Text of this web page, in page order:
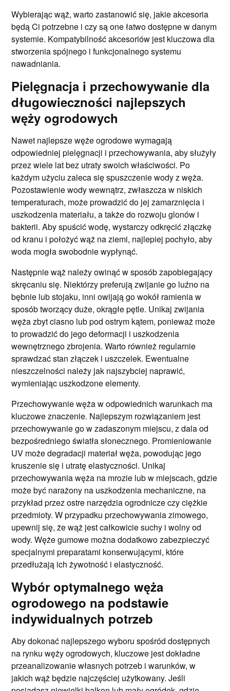
Wybierając wąż, warto zastanowić się, jakie akcesoria
będą Ci potrzebne i czy są one łatwo dostępne w danym
systemie. Kompatybilność akcesoriów jest kluczowa dla
stworzenia spójnego i funkcjonalnego systemu
nawadniania.
Pielęgnacja i przechowywanie dla
długowieczności najlepszych
węży ogrodowych
Nawet najlepsze węże ogrodowe wymagają
odpowiedniej pielęgnacji i przechowywania, aby służyły
przez wiele lat bez utraty swoich właściwości. Po
każdym użyciu zaleca się spuszczenie wody z węża.
Pozostawienie wody wewnątrz, zwłaszcza w niskich
temperaturach, może prowadzić do jej zamarznięcia i
uszkodzenia materiału, a także do rozwoju glonów i
bakterii. Aby spuścić wodę, wystarczy odkręcić złączkę
od kranu i położyć wąż na ziemi, najlepiej pochyło, aby
woda mogła swobodnie wypłynąć.
Następnie wąż należy owinąć w sposób zapobiegający
skręcaniu się. Niektórzy preferują zwijanie go luźno na
bębnie lub stojaku, inni owijają go wokół ramienia w
sposób tworzący duże, okrągłe pętle. Unikaj zwijania
węża zbyt ciasno lub pod ostrym kątem, ponieważ może
to prowadzić do jego deformacji i uszkodzenia
wewnętrznego zbrojenia. Warto również regularnie
sprawdzać stan złączek i uszczelek. Ewentualne
nieszczelności należy jak najszybciej naprawić,
wymieniając uszkodzone elementy.
Przechowywanie węża w odpowiednich warunkach ma
kluczowe znaczenie. Najlepszym rozwiązaniem jest
przechowywanie go w zadaszonym miejscu, z dala od
bezpośredniego światła słonecznego. Promieniowanie
UV może degradacji materiał węża, powodując jego
kruszenie się i utratę elastyczności. Unikaj
przechowywania węża na mrozie lub w miejscach, gdzie
może być narażony na uszkodzenia mechaniczne, na
przykład przez ostre narzędzia ogrodnicze czy ciężkie
przedmioty. W przypadku przechowywania zimowego,
upewnij się, że wąż jest całkowicie suchy i wolny od
wody. Węże gumowe można dodatkowo zabezpieczyć
specjalnymi preparatami konserwującymi, które
przedłużają ich żywotność i elastyczność.
Wybór optymalnego węża
ogrodowego na podstawie
indywidualnych potrzeb
Aby dokonać najlepszego wyboru spośród dostępnych
na rynku węży ogrodowych, kluczowe jest dokładne
przeanalizowanie własnych potrzeb i warunków, w
jakich wąż będzie najczęściej użytkowany. Jeśli